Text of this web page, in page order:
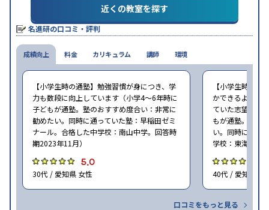
授業の振替可能1科目から受講可能
※2023年10月調査。小学校高学年の集団塾アンケート調査方法を参照
近くの教室を探す
名進研の口コミ・評判
成績向上
【小学生時の通塾】勉強習慣が身につき、学
力も数段に向上しています（小学4〜6年時に
子どもが通塾。塾のおすすめ度合い：非常に
勧めたい。同時に通っていた塾：早稲田ゼミ
ナール。合格した中学校：南山中学。回答時
期2023年11月）
5.0
30代 / 愛知県 女性
【小学生時の通
かできるように
ていた志望校に
もが通塾。塾の
い。同時に通っ
学校：東海中学
40代 / 愛知県 女
口コミをもっと見る
料金 カリキュラム 講師 環境